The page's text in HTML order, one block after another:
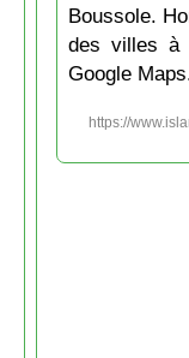
Boussole.
des villes à
Google
https://